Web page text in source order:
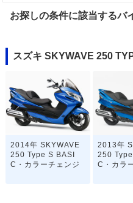
お探しの条件に該当するバ
スズキ SKYWAVE 250
2014年 SKYWAVE
250 Type S BASI
C・カラーチェンジ
2013年
250
C・カラ